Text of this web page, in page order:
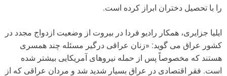
را با تحصیل دختران ابراز کرده است.
ایلیا جزایری، همکار رادیو فردا در بیروت از وضعیت ازدواج مجدد در
کشور عراق می گوید: «زنان عراقی درگیر مسئله چند همسری
هستند که مخصوصاً پس از حمله نیروهای آمریکایی بیشتر شده
است. فقر اقتصادی در عراق بسیار شدید شد و مردان عراقی که از